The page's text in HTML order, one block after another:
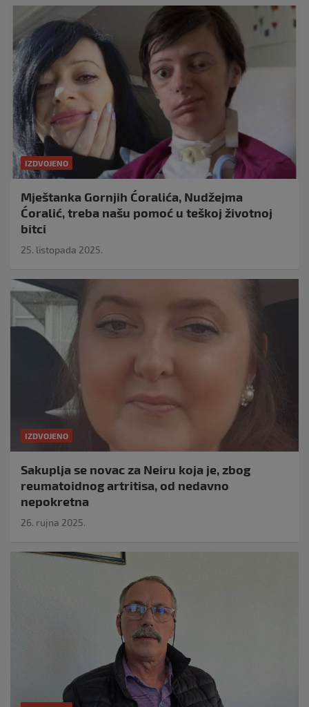
IZDVOJENO
Mještanka Gornjih Ćoralića, Nudžejma
Ćoralić, treba našu pomoć u teškoj životnoj
bitci
25. listopada 2025.
IZDVOJENO
Sakuplja se novac za Neiru koja je, zbog
reumatoidnog artritisa, od nedavno
nepokretna
26. rujna 2025.